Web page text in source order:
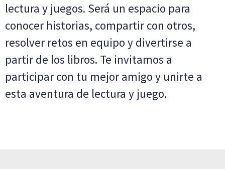
lectura y juegos. Será un espacio para
conocer historias, compartir con otros,
resolver retos en equipo y divertirse a
partir de los libros. Te invitamos a
participar con tu mejor amigo y unirte a
esta aventura de lectura y juego.